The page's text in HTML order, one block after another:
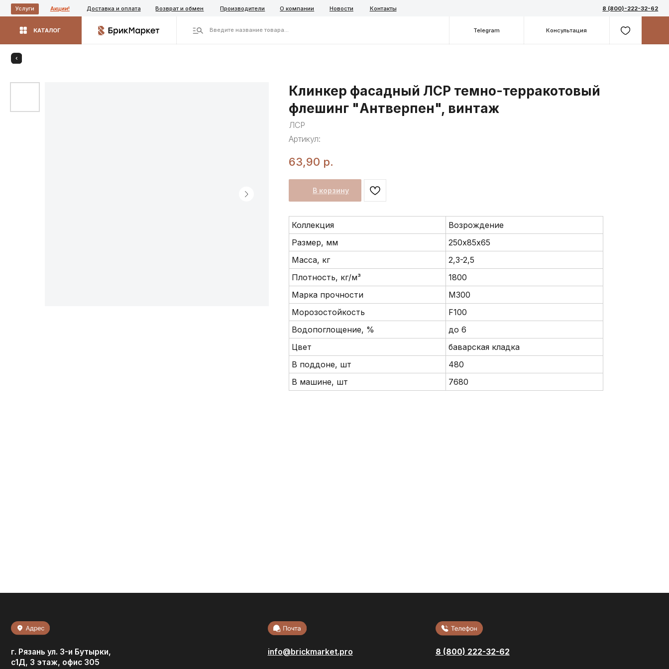
Доставка и оплата
Акции! Возврат и обмен Производители О компании Контакты
Новости
Услуги
Введите название товара...
КАТАЛОГ
Клинкер фасадный ЛСР темно-терракотовый
флешинг "Антверпен", винтаж
ЛСР
Артикул:
63,90 р.
В корзину
Коллекция
Возрождение
Размер, мм
250х85х65
Масса, кг
2,3-2,5
Плотность, кг/м³
1800
Марка прочности
М300
Морозостойкость
F100
Водопоглощение, %
до 6
Цвет
баварская кладка
В поддоне, шт
480
В машине, шт
7680
с1Д, 3 этаж, офис 305
Акции
оплата
Возврат и обмен
Облицовочный
Фасадная плитка
Мы в соц. сетях: